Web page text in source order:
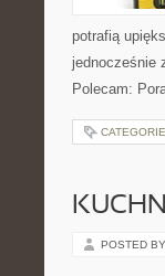
potrafią
jednocześnie
Polecam:
POSTED